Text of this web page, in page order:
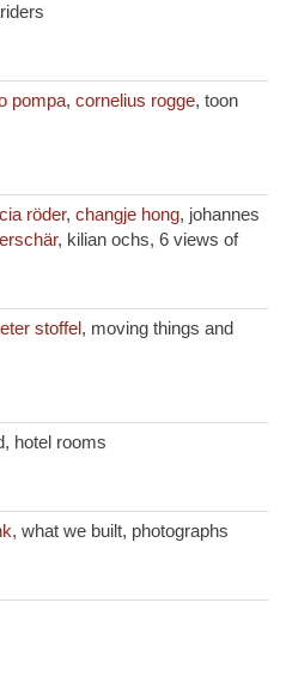
pompa, cornelius rogge, toon
röder, changje hong, johannes
, kilian ochs, 6 views of
stoffel, moving things and
hotel rooms
, what we built, photographs